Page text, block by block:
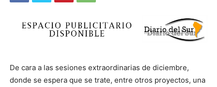
De cara a las sesiones extraordinarias de diciembre,
donde se espera que se trate, entre otros proyectos, una